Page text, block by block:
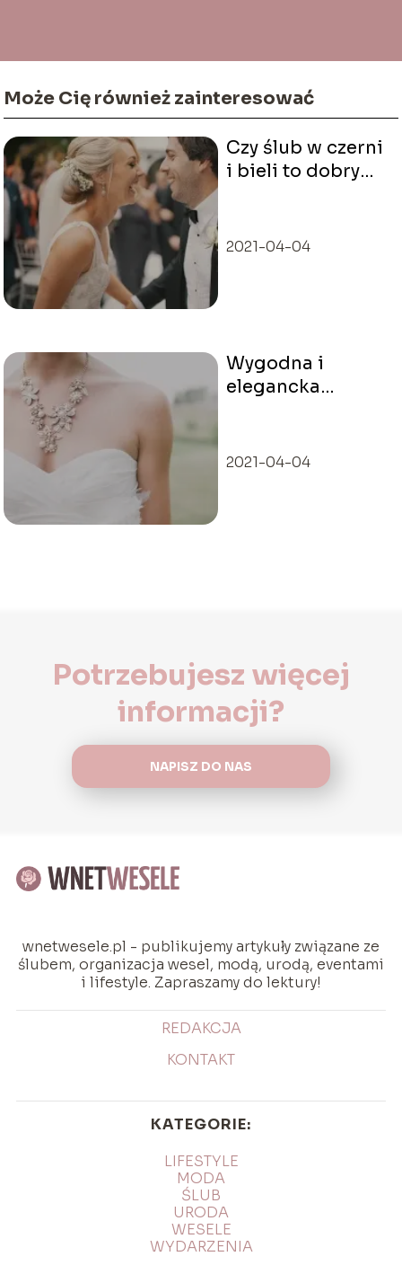
Może Cię również zainteresować
Czy ślub w czerni
i bieli to dobry
2021-04-04
Wygodna i
elegancka
2021-04-04
Potrzebujesz więcej
informacji?
NAPISZ DO NAS
wnetwesele.pl - publikujemy artykuły związane ze
ślubem, organizacja wesel, modą, urodą, eventami
i lifestyle. Zapraszamy do lektury!
REDAKCJA
KONTAKT
KATEGORIE:
LIFESTYLE
MODA
ŚLUB
URODA
WESELE
WYDARZENIA